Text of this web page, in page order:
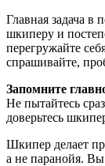
Главная задача в
шкиперу и
перегружайте
спрашивайте,
Запомните
Не пытайтесь
доверьтесь
Шкипер делает
а не паранойя.